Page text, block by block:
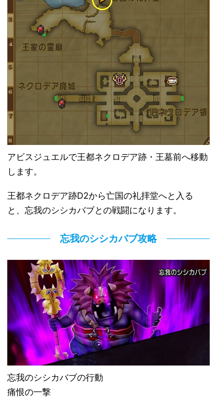
アビスジュエルで王都ネクロデア跡・王墓前へ移動
します。
王都ネクロデア跡D2から亡国の礼拝堂へと入る
と、忘我のシシカバブとの戦闘になります。
忘我のシシカバブ攻略
忘我のシシカバブの行動
痛恨の一撃